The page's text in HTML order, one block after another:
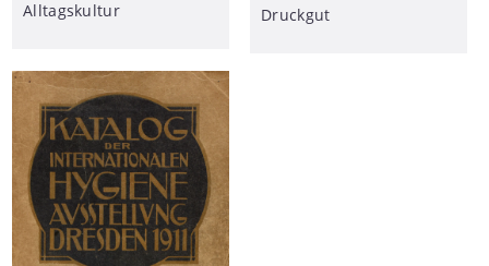
Druckgut
Alltagskultur